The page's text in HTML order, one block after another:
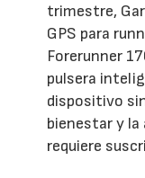
trimestre,
GPS para
Forerunner
pulsera
dispositivo
bienestar y
requiere